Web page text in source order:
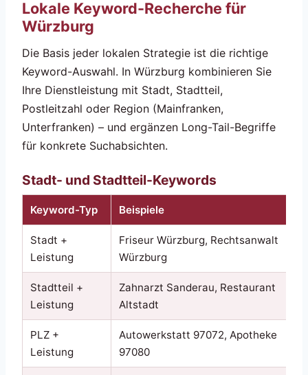
Lokale Keyword-Recherche für
Würzburg
Die Basis jeder lokalen Strategie ist die richtige
Keyword-Auswahl. In Würzburg kombinieren Sie
Ihre Dienstleistung mit Stadt, Stadtteil,
Postleitzahl oder Region (Mainfranken,
Unterfranken) – und ergänzen Long-Tail-Begriffe
für konkrete Suchabsichten.
Stadt- und Stadtteil-Keywords
Keyword-Typ Beispiele
Stadt +
Leistung
Friseur Würzburg, Rechtsanwalt
Würzburg
Stadtteil +
Leistung
Zahnarzt Sanderau, Restaurant
Altstadt
PLZ +
Leistung
Autowerkstatt 97072, Apotheke
97080